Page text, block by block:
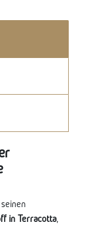
in Terracotta,